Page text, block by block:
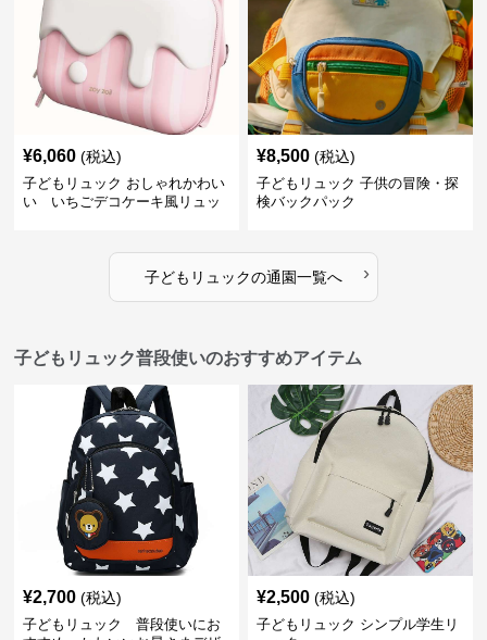
¥6,060 (税込)
子どもリュック おしゃれかわい
い いちごデコケーキ風リュッ
¥8,500 (税込)
子どもリュック 子供の冒険・探
検バックパック
子どもリュックの通園一覧へ ›
子どもリュック普段使いのおすすめアイテム
¥2,700 (税込)
子どもリュック 普段使いにお
¥2,500 (税込)
子どもリュック シンプル学生リ